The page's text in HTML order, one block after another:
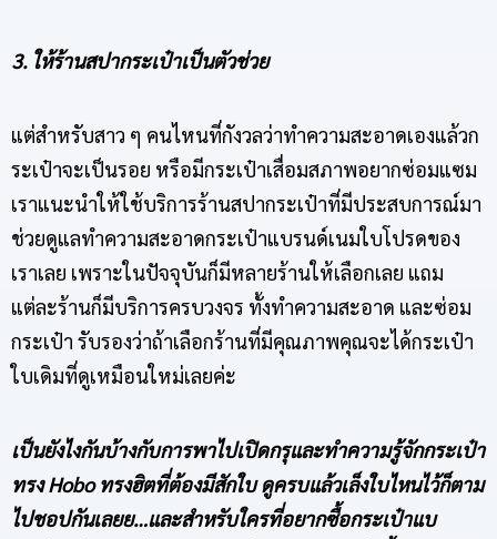
3. ให้ร้านสปากระเป๋าเป็นตัวช่วย
แต่สำหรับสาว ๆ คนไหนที่กังวลว่าทำความสะอาดเองแล้วก
ระเป๋าจะเป็นรอย หรือมีกระเป๋าเสื่อมสภาพอยากซ่อมแซม
เราแนะนำให้ใช้บริการร้านสปากระเป๋าที่มีประสบการณ์มา
ช่วยดูแลทำความสะอาดกระเป๋าแบรนด์เนมใบโปรดของ
เราเลย เพราะในปัจจุบันก็มีหลายร้านให้เลือกเลย แถม
แต่ละร้านก็มีบริการครบวงจร ทั้งทำความสะอาด และซ่อม
กระเป๋า รับรองว่าถ้าเลือกร้านที่มีคุณภาพคุณจะได้กระเป๋า
ใบเดิมที่ดูเหมือนใหม่เลยค่ะ
เป็นยังไงกันบ้างกับการพาไปเปิดกรุและทำความรู้จักกระเป๋า
ทรง Hoboทรงฮิตที่ต้องมีสักใบ ดูครบแล้วเล็งใบไหนไว้ก็ตาม
ไปชอปกันเลยย…และสำหรับใครที่อยากซื้อกระเป๋าแบ